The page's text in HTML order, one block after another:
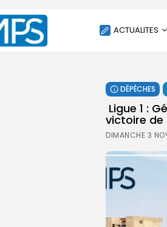
ACTUALITES
SOCIÉTÉ
ÉCONOMIE
CULTURE
INTERNATIONAL
SANTE
DÉPÊCHES
Ligue 1 :
victoire de
DIMANCHE 3